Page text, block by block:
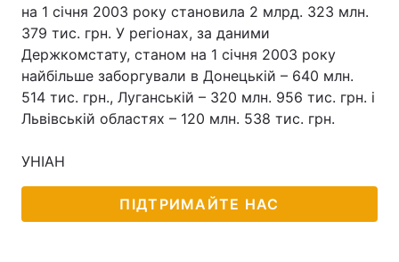
на 1 січня 2003 року становила 2 млрд. 323 млн.
379 тис. грн. У регіонах, за даними
Держкомстату, станом на 1 січня 2003 року
найбільше заборгували в Донецькій – 640 млн.
514 тис. грн., Луганській – 320 млн. 956 тис. грн. і
Львівській областях – 120 млн. 538 тис. грн.
УНІАН
ПІДТРИМАЙТЕ НАС